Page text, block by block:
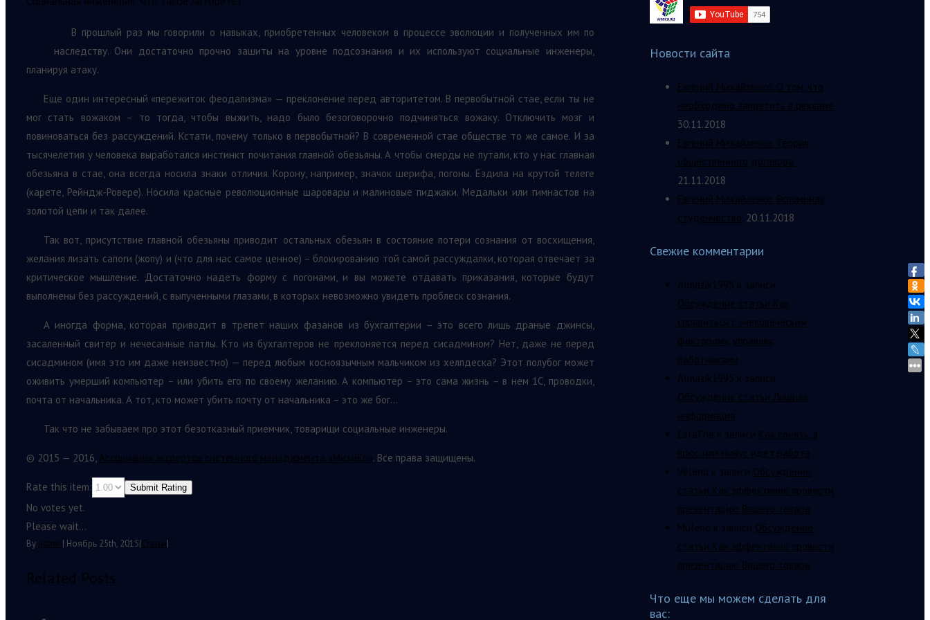
В прошлый раз мы говорили о навыках, приобретенных человеком в процессе эволюции и полученных им по
наследству. Они достаточно прочно зашиты на уровне подсознания и их используют социальные инженеры,
планируя атаку.
Еще один интересный «пережиток феодализма» — преклонение перед авторитетом. В первобытной стае, если ты не
мог стать вожаком – то тогда, чтобы выжить, надо было безоговорочно подчиняться вожаку. Отключить мозг и
повиноваться без рассуждений. Кстати, почему только в первобытной? В современной стае обществе то же самое. И за
тысячелетия у человека выработался инстинкт почитания главной обезьяны. А чтобы смерды не путали, кто у нас главная
обезьяна в стае, она всегда носила знаки отличия. Корону, например, значок шерифа, погоны. Ездила на крутой телеге
(карете, Рейндж-Ровере). Носила красные революционные шаровары и малиновые пиджаки. Медальки или гимнастов на
золотой цепи и так далее.
Так вот, присутствие главной обезьяны приводит остальных обезьян в состояние потери сознания от восхищения,
желания лизать сапоги (жопу) и (что для нас самое ценное) – блокированию той самой рассуждалки, которая отвечает за
критическое мышление. Достаточно надеть форму с погонами, и вы можете отдавать приказания, которые будут
выполнены без рассуждений, с выпученными глазами, в которых невозможно увидеть проблеск сознания.
А иногда форма, которая приводит в трепет наших фазанов из бухгалтерии – это всего лишь драные джинсы,
засаленный свитер и нечесанные патлы. Кто из бухгалтеров не преклоняется перед сисадмином? Нет, даже не перед
сисадмином (имя это им даже неизвестно) — перед любым косноязычным мальчиком из хелпдеска? Этот полубог может
оживить умерший компьютер – или убить его по своему желанию. А компьютер – это сама жизнь – в нем 1С, проводки,
почта от начальника. А тот, кто может убить почту от начальника – это же бог…
Так что не забываем про этот безотказный приемчик, товарищи социальные инженеры.
© 2015 — 2016, Ассоциация экспертов системного менеджмента «МихиКо». Все права защищены.
Rate this item: Submit Rating
No votes yet.
Please wait...
By admin| Ноябрь 25th, 2015|Статьи|
Related Posts
Новости сайта
Евгений Михайленко. О том, что
необходимо запретить в рекламе
30.11.2018
Евгений Михайленко. Теория
общественного договора.
21.11.2018
Евгений Михайленко. Вспоминая
студенчество. 20.11.2018
Свежие комментарии
Almazik1995 к записи
Обсуждение статьи Как
справиться с «человеческим
фактором», управляя
работниками
Almazik1995 к записи
Обсуждение статьи Лишняя
информация
EstaThe к записи Как понять, в
плюс или минус идет работа
Veleno к записи Обсуждение
статьи Как эффективно провести
презентацию Вашего товара
Muleno к записи Обсуждение
статьи Как эффективно провести
презентацию Вашего товара
Что еще мы можем сделать для
вас: